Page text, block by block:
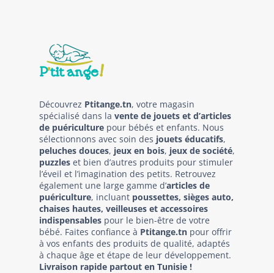
Découvrez Ptitange.tn, votre magasin
spécialisé dans la vente de jouets et d’articles
de puériculture pour bébés et enfants. Nous
sélectionnons avec soin des jouets éducatifs,
peluches douces, jeux en bois, jeux de société,
puzzles et bien d’autres produits pour stimuler
l’éveil et l’imagination des petits. Retrouvez
également une large gamme d’articles de
puériculture, incluant poussettes, sièges auto,
chaises hautes, veilleuses et accessoires
indispensables pour le bien-être de votre
bébé. Faites confiance à Ptitange.tn pour offrir
à vos enfants des produits de qualité, adaptés
à chaque âge et étape de leur développement.
Livraison rapide partout en Tunisie !